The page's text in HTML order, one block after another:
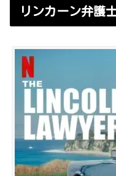
リンカーン弁護